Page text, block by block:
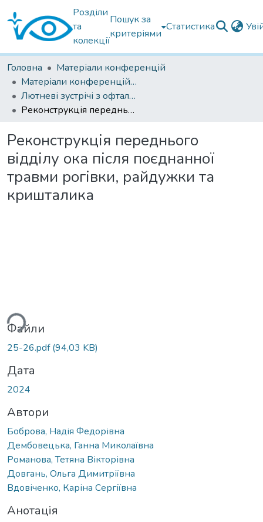
Розділи
та
колекції
Пошук за
критеріями
Статистика
Головна
Матеріали конференцій
Матеріали конференцій Інституту Філатова
Лютневі зустрічі з офтальмології 2024
Реконструкція переднього відділу ока після поєднанної травми рогівки, райдужки та кришталика
Реконструкція переднього
відділу ока після поєднанної
травми рогівки, райдужки та
кришталика
Файли
25-26.pdf(94,03 KB)
Дата
2024
Автори
Боброва, Надія Федорівна
Дембовецька, Ганна Миколаївна
Романова, Тетяна Вікторівна
Довгань, Ольга Димитріївна
Вдовіченко, Каріна Сергіївна
Анотація